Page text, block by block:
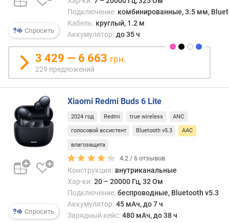
а
а
б
е
л
я
(
р
д
у
с
й
с
Спросить
Подключение: комбинированные, 3.5 мм,
Кабель: круглый, 1.2 м
Аккумулятор: до 35 ч
3 429 — 6 663 грн.
229 предложений
Спросить
Xiaomi Redmi Buds 6 Lite
2024 год Redmi true wireless ANC
голосовой ассистент Bluetooth v5.3 AAC
влагозащита
4.2 / 6 отзывов
Конструкция: внутриканальные
Хар-ки: 20 – 20000 Гц, 32 Ом
Подключение: беспроводные, Bluetooth v5.3
Аккумулятор: 45 мАч, до 7 ч
Зарядный кейс: 480 мАч, до 38 ч